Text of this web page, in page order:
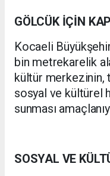
GÖLCÜK İÇİN
Kocaeli
bin metrekarelik
kültür merkezinin,
sosyal ve kültürel
sunması
SOSYAL VE